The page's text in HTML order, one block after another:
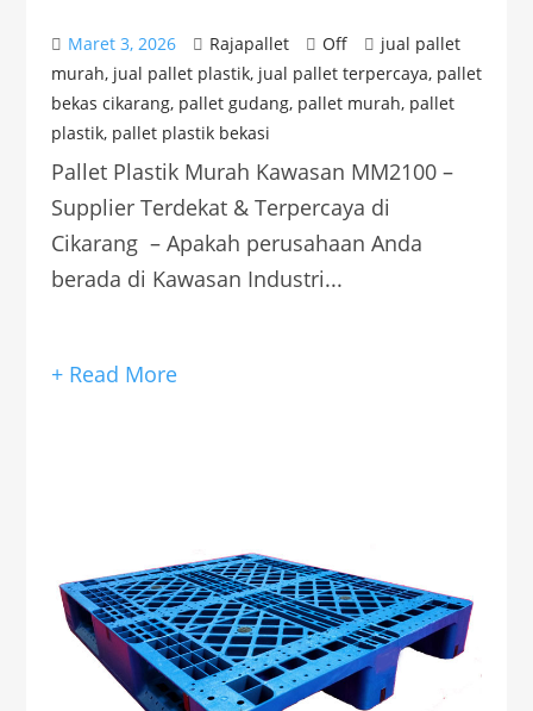
Maret 3, 2026 Rajapallet Off
jual pallet
murah, jual pallet plastik, jual pallet terpercaya, pallet
bekas cikarang, pallet gudang, pallet murah, pallet
plastik, pallet plastik bekasi
Pallet Plastik Murah Kawasan MM2100 –
Supplier Terdekat & Terpercaya di
Cikarang – Apakah perusahaan Anda
berada di Kawasan Industri...
+ Read More